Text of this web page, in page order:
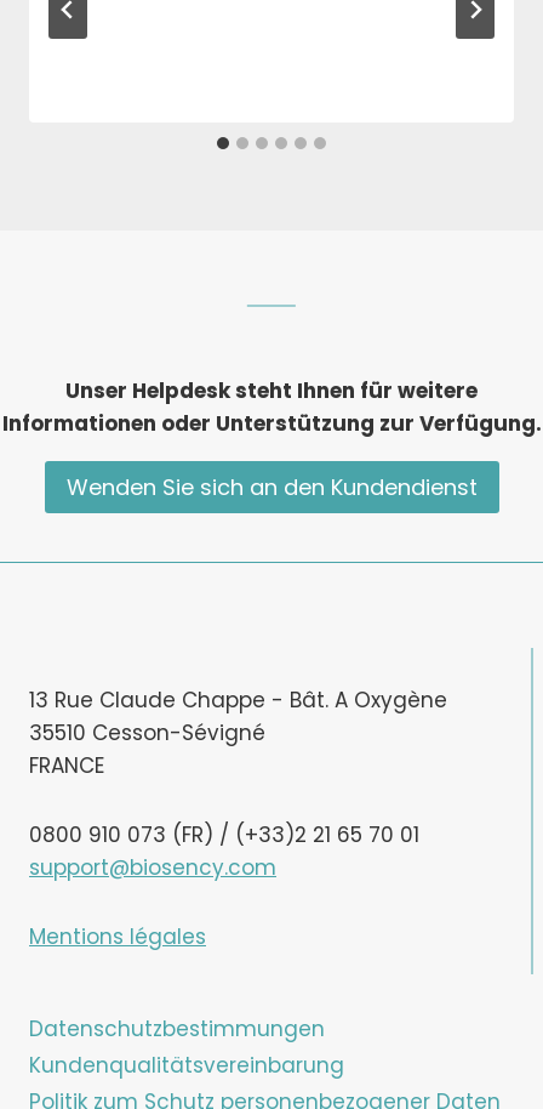
Unser Helpdesk steht Ihnen für weitere
Informationen oder Unterstützung zur Verfügung.
Wenden Sie sich an den Kundendienst
13 Rue Claude Chappe - Bât. A Oxygène
35510 Cesson-Sévigné
FRANCE
0800 910 073 (FR) / (+33)2 21 65 70 01
support@biosency.com
Mentions légales
Datenschutzbestimmungen
Kundenqualitätsvereinbarung
Politik zum Schutz personenbezogener Daten